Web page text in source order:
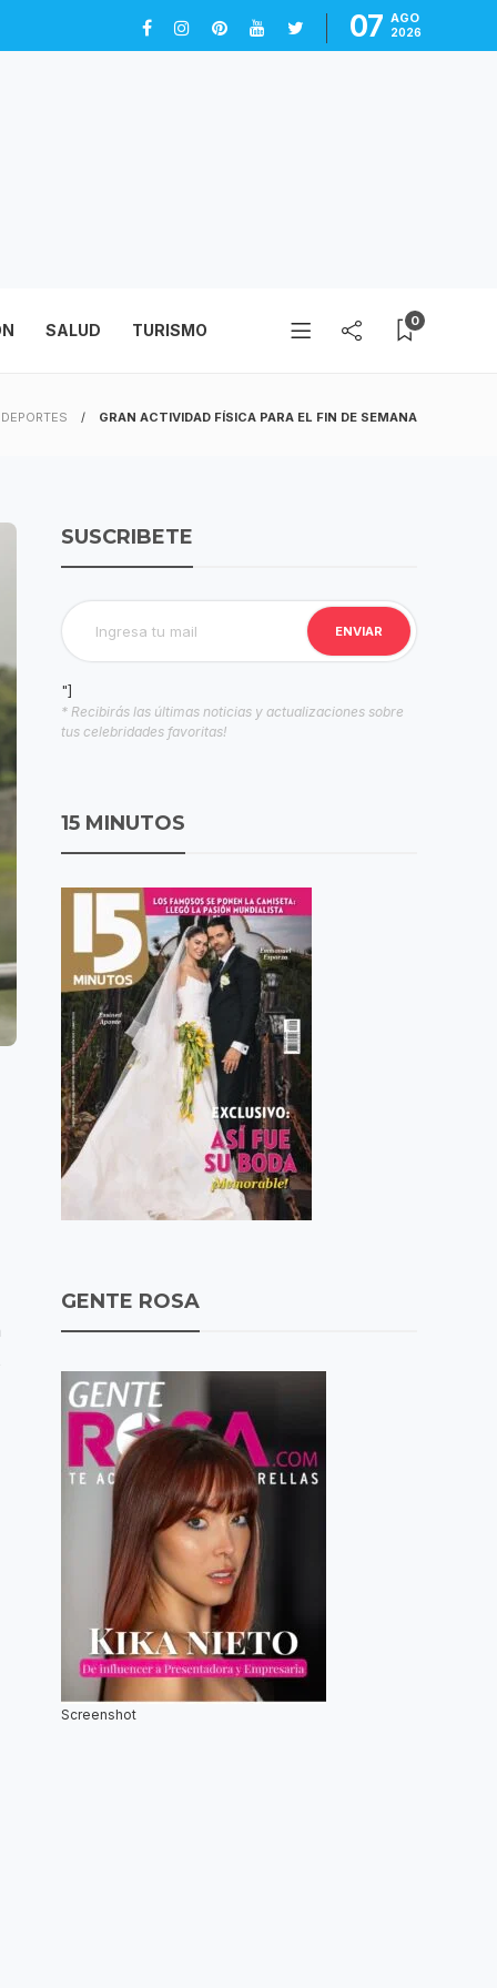
07 AGO
2026
SALUD TURISMO 0
DEPORTES GRAN ACTIVIDAD FÍSICA PARA EL FIN DE SEMANA
SUSCRIBETE
"]
* Recibirás las últimas noticias y actualizaciones sobre
tus celebridades favoritas!
15 MINUTOS
GENTE ROSA
Screenshot